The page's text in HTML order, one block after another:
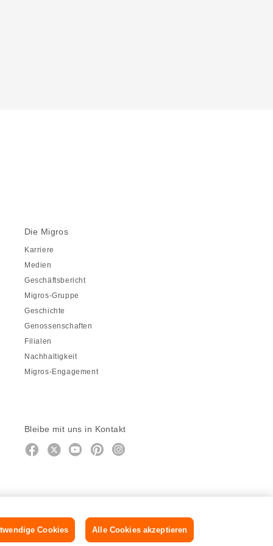
Die Migros
Karriere
Medien
Geschäftsbericht
Migros-Gruppe
Geschichte
Genossenschaften
Filialen
Nachhaltigkeit
Migros-Engagement
Bleibe mit uns in Kontakt
Facebook
https://twitter.com/migros
https://www.youtube.com/user/
PinterestInstagram
DE FR IT
Cookies Alle Cookies akzeptieren